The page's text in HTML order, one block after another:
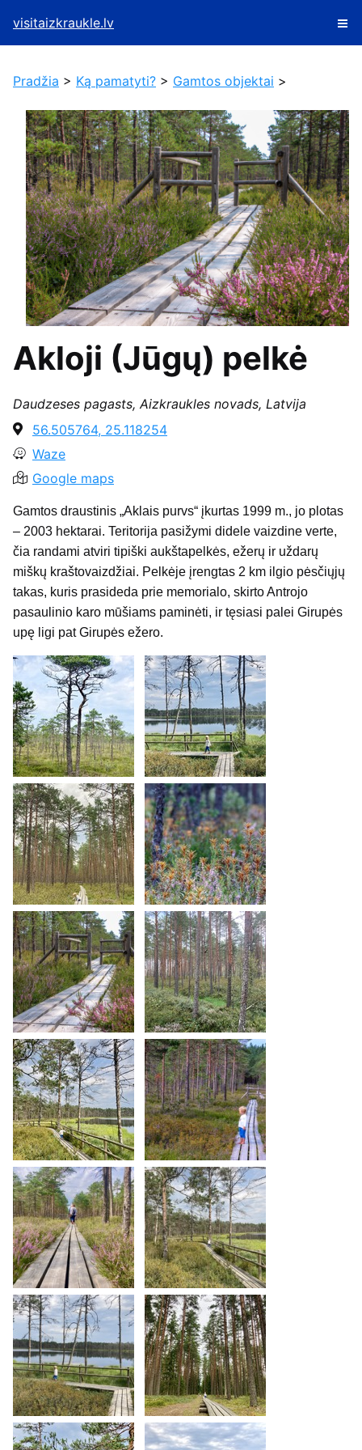
visitaizkraukle.lv
Pradžia > Ką pamatyti? > Gamtos objektai >
Akloji (Jūgų) pelkė
Daudzeses pagasts, Aizkraukles novads, Latvija
56.505764, 25.118254
Waze
Google maps
Gamtos draustinis „Aklais purvs“ įkurtas 1999 m., jo plotas
– 2003 hektarai. Teritorija pasižymi didele vaizdine verte,
čia randami atviri tipiški aukštapelkės, ežerų ir uždarų
miškų kraštovaizdžiai. Pelkėje įrengtas 2 km ilgio pėsčiųjų
takas, kuris prasideda prie memorialo, skirto Antrojo
pasaulinio karo mūšiams paminėti, ir tęsiasi palei Girupės
upę ligi pat Girupės ežero.